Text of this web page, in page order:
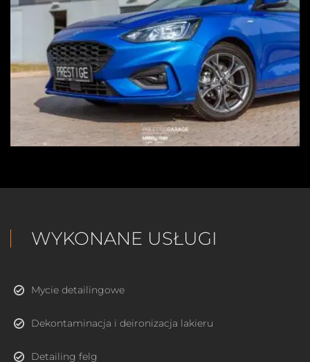
WYKONANE USŁUGI
Mycie detailingowe
Dekontaminacja i deironizacja lakieru
Detailing felg